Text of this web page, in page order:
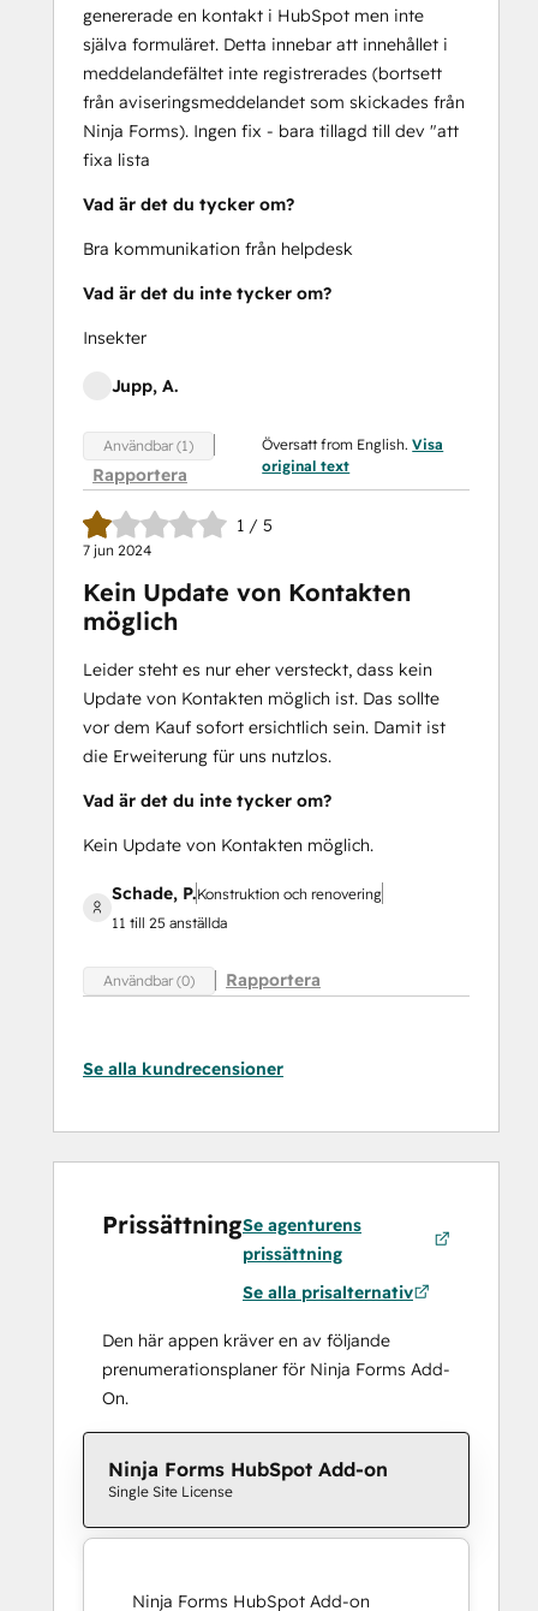
genererade en kontakt i HubSpot men inte
själva formuläret. Detta innebar att innehållet i
meddelandefältet inte registrerades (bortsett
från aviseringsmeddelandet som skickades från
Ninja Forms). Ingen fix - bara tillagd till dev "att
fixa lista
Vad är det du tycker om?
Bra kommunikation från helpdesk
Vad är det du inte tycker om?
Insekter
Jupp, A.
Användbar (1)
Rapportera
Översatt from English.Visa
original text
1 / 5
7 jun 2024
Kein Update von Kontakten
möglich
Leider steht es nur eher versteckt, dass kein
Update von Kontakten möglich ist. Das sollte
vor dem Kauf sofort ersichtlich sein. Damit ist
die Erweiterung für uns nutzlos.
Vad är det du inte tycker om?
Kein Update von Kontakten möglich.
Schade, P.Konstruktion och renovering
11 till 25 anställda
Användbar (0) Rapportera
Se alla kundrecensioner
PrissättningSe agenturens
prissättning
Se alla prisalternativ
Den här appen kräver en av följande
prenumerationsplaner för Ninja Forms Add-
On.
Ninja Forms HubSpot Add-on
Single Site License
Ninja Forms HubSpot Add-on